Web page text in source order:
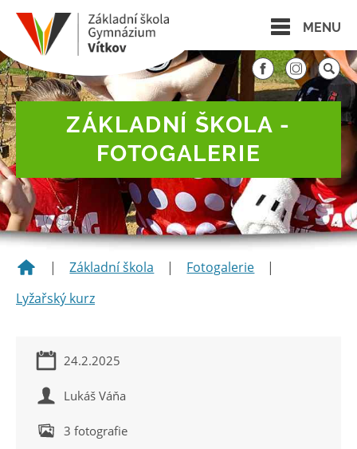
MENU
ZÁKLADNÍ ŠKOLA -
FOTOGALERIE
| Základní škola | Fotogalerie
|
Lyžařský kurz
24.2.2025
Lukáš Váňa
3 fotografie